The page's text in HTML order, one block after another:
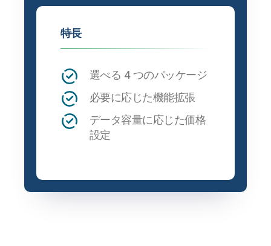
特長
選べる 4 つのパッケージ
必要に応じた機能拡張
データ容量に応じた価格
設定